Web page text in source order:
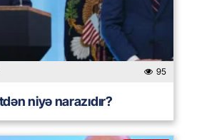
95
niyə narazıdır?